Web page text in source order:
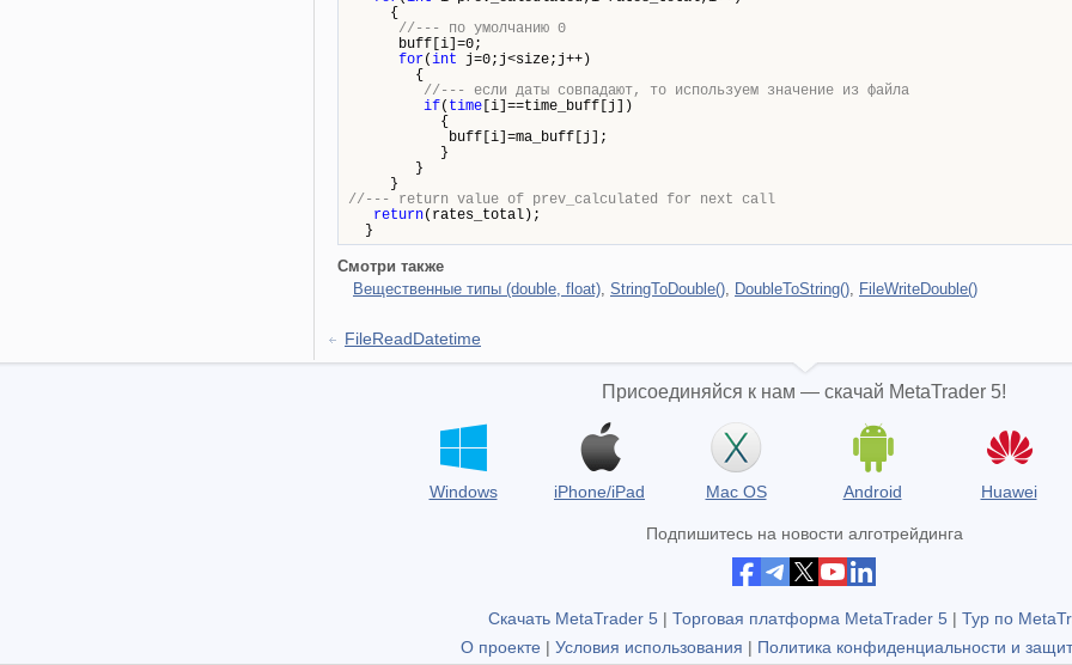
{
//--- по умолчанию 0
buff[i]=0;
for(int j=0;j<size;j++)
{
//--- если даты совпадают, то используем значение из файла
if( time [i]==time_buff[j])
{
buff[i]=ma_buff[j];
}
}
}
//--- return value of prev_calculated for next call
return(rates_total);
}
Смотри также
Вещественные типы (double, float), StringToDouble(), DoubleToString(), FileWriteDouble()
FileReadDatetime
Присоединяйся к нам — скачай MetaTrader 5!
Windows iPhone/iPad Mac OS Android Huawei
Подпишитесь на новости алготрейдинга
Скачать MetaTrader 5| Торговая платформа MetaTrader 5| Тур по
О проекте | Условия использования | Политика конфиденциальности и